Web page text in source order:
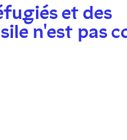
et des
n'est pas